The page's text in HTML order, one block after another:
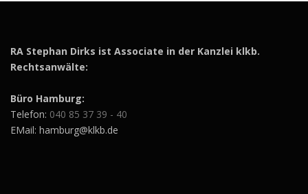
RA Stephan Dirks ist Associate in der Kanzlei klkb.
Rechtsanwälte:
Büro Hamburg:
Telefon: 040 85 37 39 - 40
EMail: hamburg@klkb.de